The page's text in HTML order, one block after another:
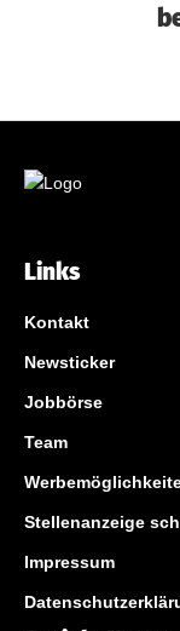
Links
Kontakt
Newsticker
Jobbörse
Team
Stellenanzeige
Impressum